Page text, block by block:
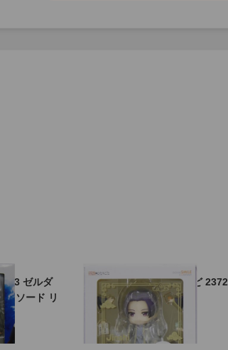
ゼルダ
ドソード リ
フィギュア「ねんどろいど 2372
薬屋のひとりごと 壬氏」